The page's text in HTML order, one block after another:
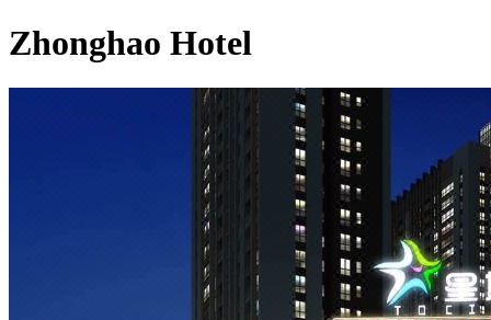
Zhonghao Hotel